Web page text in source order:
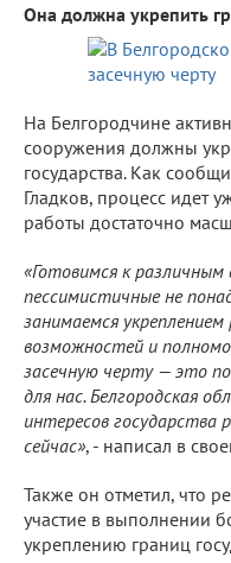
Она должна укрепить
На Белгородчине
сооружения должны
государства. Как
Гладков, процесс идет
работы достаточно
«Готовимся к
пессимистичные не
занимаемся
возможностей и
засечную черту — это
для нас. Белгородская
интересов государства
сейчас», - написал в
Также он отметил, что
участие в выполнении
укреплению границ